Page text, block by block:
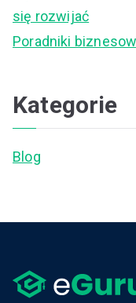
się rozwijać
Poradniki
Kategorie
Blog